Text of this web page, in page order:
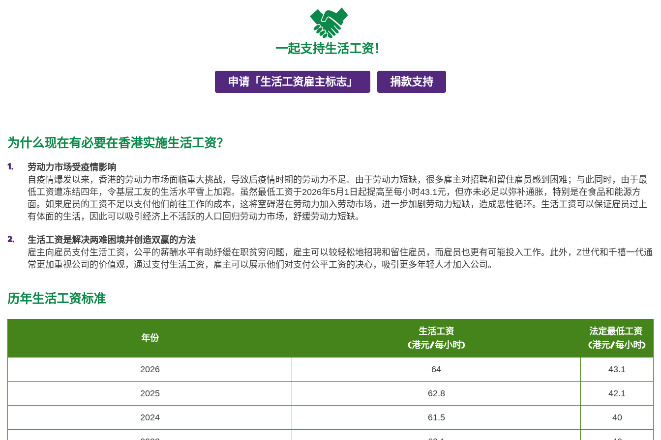
一起支持生活工资！
申请「生活工资雇主标志」 捐款支持
为什么现在有必要在香港实施生活工资？
劳动力市场受疫情影响
自疫情爆发以来，香港的劳动力市场面临重大挑战，导致后疫情时期的劳动力不足。由于劳动力短缺，很多雇主对招聘和留住雇员感到困难；与此同时，由于最
低工资遭冻结四年，令基层工友的生活水平雪上加霜。虽然最低工资于2026年5月1日起提高至每小时43.1元，但亦未必足以弥补通胀，特别是在食品和能源方
面。如果雇员的工资不足以支付他们前往工作的成本，这将窒碍潜在劳动力加入劳动市场，进一步加剧劳动力短缺，造成恶性循环。生活工资可以保证雇员过上
有体面的生活，因此可以吸引经济上不活跃的人口回归劳动力市场，舒缓劳动力短缺。
生活工资是解决两难困境并创造双赢的方法
雇主向雇员支付生活工资，公平的薪酬水平有助纾缓在职贫穷问题，雇主可以较轻松地招聘和留住雇员，而雇员也更有可能投入工作。此外，Z世代和千禧一代通
常更加重视公司的价值观，通过支付生活工资，雇主可以展示他们对支付公平工资的决心，吸引更多年轻人才加入公司。
历年生活工资标准
年份
生活工资
(港元/每小时)
法定最低工资
(港元/每小时)
2026 64 43.1
2025 62.8 42.1
2024 61.5 40